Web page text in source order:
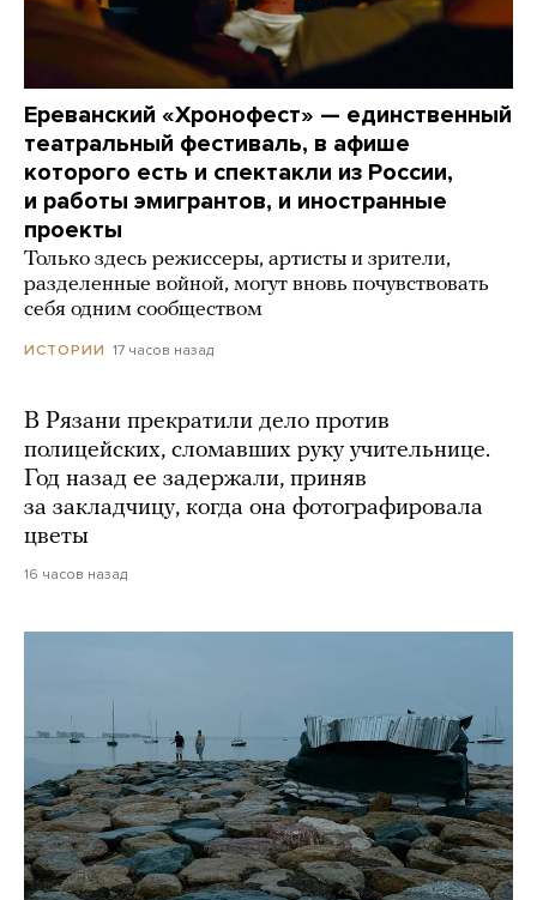
Ереванский «Хронофест» — единственный
театральный фестиваль, в афише
которого есть и спектакли из России,
и работы эмигрантов, и иностранные
проекты
Только здесь режиссеры, артисты и зрители,
разделенные войной, могут вновь почувствовать
себя одним сообществом
ИСТОРИИ 17 часов назад
В Рязани прекратили дело против
полицейских, сломавших руку учительнице.
Год назад ее задержали, приняв
за закладчицу, когда она фотографировала
цветы
16 часов назад